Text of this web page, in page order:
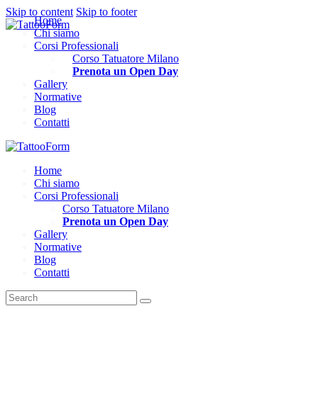
Skip to content Skip to footer
Home
Chi siamo
Corsi Professionali
Corso Tatuatore Milano
Prenota un Open Day
Gallery
Normative
Blog
Contatti
Home
Chi siamo
Corsi Professionali
Corso Tatuatore Milano
Prenota un Open Day
Gallery
Normative
Blog
Contatti